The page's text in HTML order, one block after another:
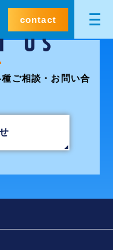
contact
US
ご相談・お問い合